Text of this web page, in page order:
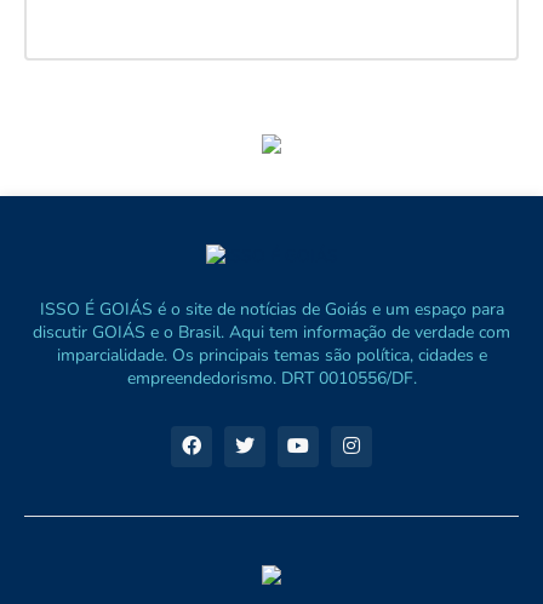
ISSO É GOIÁS é o site de notícias de Goiás e um espaço para
discutir GOIÁS e o Brasil. Aqui tem informação de verdade com
imparcialidade. Os principais temas são política, cidades e
empreendedorismo. DRT 0010556/DF.